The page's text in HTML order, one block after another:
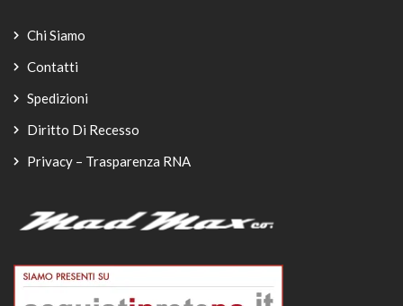
Chi Siamo
Contatti
Spedizioni
Diritto Di Recesso
Privacy – Trasparenza RNA